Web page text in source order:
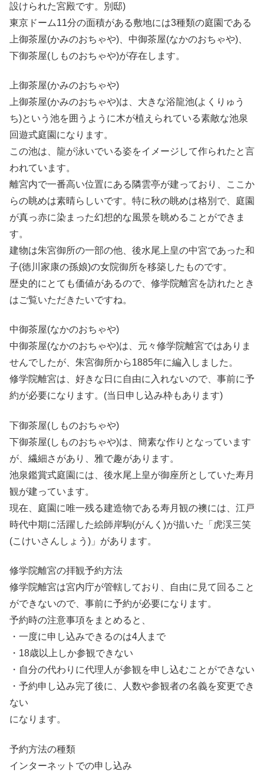
設けられた宮殿です。別邸)
東京ドーム11分の面積がある敷地には3種類の庭園である
上御茶屋(かみのおちゃや)、中御茶屋(なかのおちゃや)、
下御茶屋(しものおちゃや)が存在します。
上御茶屋(かみのおちゃや)
上御茶屋(かみのおちゃや)は、大きな浴龍池(よくりゅう
ち)という池を囲うように木が植えられている素敵な池泉
回遊式庭園になります。
この池は、龍が泳いでいる姿をイメージして作られたと言
われています。
離宮内で一番高い位置にある隣雲亭が建っており、ここか
らの眺めは素晴らしいです。特に秋の眺めは格別で、庭園
が真っ赤に染まった幻想的な風景を眺めることができま
す。
建物は朱宮御所の一部の他、後水尾上皇の中宮であった和
子(徳川家康の孫娘)の女院御所を移築したものです。
歴史的にとても価値があるので、修学院離宮を訪れたとき
はご覧いただきたいですね。
中御茶屋(なかのおちゃや)
中御茶屋(なかのおちゃや)は、元々修学院離宮ではありま
せんでしたが、朱宮御所から1885年に編入しました。
修学院離宮は、好きな日に自由に入れないので、事前に予
約が必要になります。(当日申し込み枠もあります)
下御茶屋(しものおちゃや)
下御茶屋(しものおちゃや)は、簡素な作りとなっています
が、繊細さがあり、雅で趣があります。
池泉鑑賞式庭園には、後水尾上皇が御座所としていた寿月
観が建っています。
現在、庭園に唯一残る建造物である寿月観の襖には、江戸
時代中期に活躍した絵師岸駒(がんく)が描いた「虎渓三笑
(こけいさんしょう)」があります。
修学院離宮の拝観予約方法
修学院離宮は宮内庁が管轄しており、自由に見て回ること
ができないので、事前に予約が必要になります。
予約時の注意事項をまとめると、
・一度に申し込みできるのは4人まで
・18歳以上しか参観できない
・自分の代わりに代理人が参観を申し込むことができない
・予約申し込み完了後に、人数や参観者の名義を変更でき
ない
になります。
予約方法の種類
インターネットでの申し込み